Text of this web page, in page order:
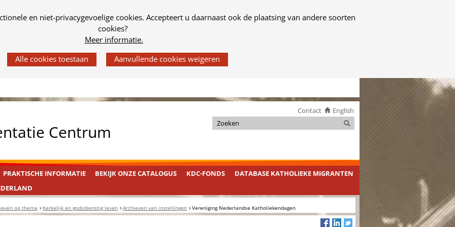
en niet-privacygevoelige cookies. Accepteert u daarnaast ook de plaatsing van andere soorten
cookies?
Meer informatie.
Centrum
Contact English
k
i
d
e
Zoeken
Zoeken
PRAKTISCHE INFORMATIE BEKIJK ONZE CATALOGUS KDC-FONDS
DATABASE KATHOLIEKE MIGRANTEN
op thema Kerkelijk en godsdienstig leven Archieven van instellingen Vereniging Nederlandse Katholiekendagen